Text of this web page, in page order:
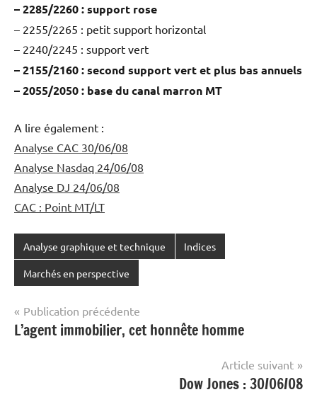
– 2285/2260 : support rose
– 2255/2265 : petit support horizontal
– 2240/2245 : support vert
– 2155/2160 : second support vert et plus bas annuels
– 2055/2050 : base du canal marron MT
A lire également :
Analyse CAC 30/06/08
Analyse Nasdaq 24/06/08
Analyse DJ 24/06/08
CAC : Point MT/LT
Analyse graphique et technique Indices
Marchés en perspective
Navigation
de
Publication précédente
L’agent immobilier, cet honnête homme
Article suivant
Dow Jones : 30/06/08